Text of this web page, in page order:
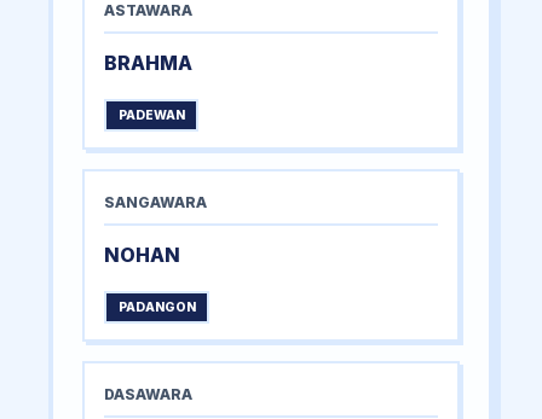
ASTAWARA
BRAHMA
PADEWAN
SANGAWARA
NOHAN
PADANGON
DASAWARA